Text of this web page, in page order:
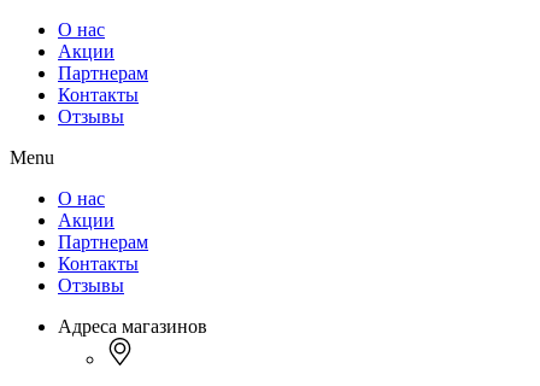
О нас
Акции
Партнерам
Контакты
Отзывы
Menu
О нас
Акции
Партнерам
Контакты
Отзывы
Адреса магазинов